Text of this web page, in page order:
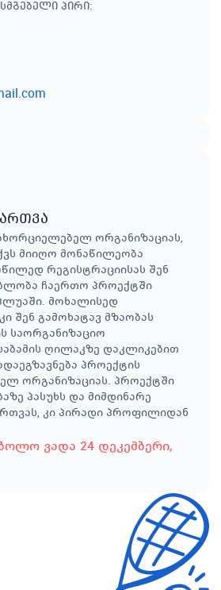
პირი:
ორგანიზაციას,
მიიღო მონაწილეობა
რეგისტრაციისას შენ
ჩაერთო პროექტში
მოხალისედ
შენ გამოხატავ მზაობას
საორგანიზაციო
ღილაკზე დაკლიკებით
პროექტის
ორგანიზაციას. პროექტში
პასუხს და მიმდინარე
კი პირადი პროფილიდან
ვადა 24 დეკემბერი,